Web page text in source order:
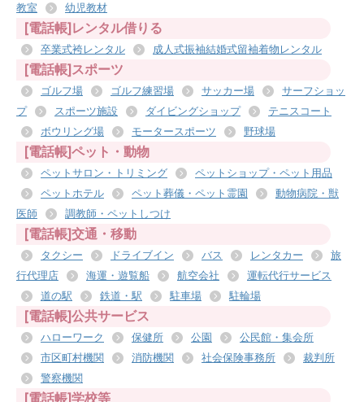
教室
幼児教材
[電話帳]レンタル借りる
卒業式袴レンタル 成人式振袖結婚式留袖着物レンタル
[電話帳]スポーツ
ゴルフ場 ゴルフ練習場 サッカー場
サーフショッ
プ
スポーツ施設 ダイビングショップ
テニスコート
ボウリング場
モータースポーツ 野球場
[電話帳]ペット・動物
ペットサロン・トリミング
ペットショップ・ペット用品
ペットホテル
ペット葬儀・ペット霊園
動物病院・獣
医師
調教師・ペットしつけ
[電話帳]交通・移動
タクシー ドライブイン バス レンタカー
旅
行代理店
海運・遊覧船 航空会社
運転代行サービス
道の駅
鉄道・駅 駐車場 駐輪場
[電話帳]公共サービス
ハローワーク 保健所 公園
公民館・集会所
市区町村機関
消防機関 社会保険事務所
裁判所
警察機関
[電話帳]学校等